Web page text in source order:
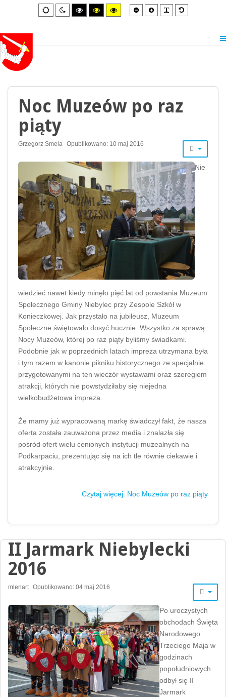
Default
mode
Night
mode
High
contrast
High
contrast
High
contrast
Smaller
font
Larger
font
Default
font
Noc Muzeów po raz
piąty
Grzegorz Smela Opublikowano: 10 maj 2016
Nie
wiedzieć nawet kiedy minęło pięć lat od powstania Muzeum
Społecznego Gminy Niebylec przy Zespole Szkół w
Konieczkowej. Jak przystało na jubileusz, Muzeum
Społeczne świętowało dosyć hucznie. Wszystko za sprawą
Nocy Muzeów, której po raz piąty byliśmy świadkami.
Podobnie jak w poprzednich latach impreza utrzymana była
i tym razem w kanonie pikniku historycznego ze specjalnie
przygotowanymi na ten wieczór wystawami oraz szeregiem
atrakcji, których nie powstydziłaby się niejedna
wielkobudżetowa impreza.
Że mamy już wypracowaną markę świadczył fakt, że nasza
oferta została zauważona przez media i znalazła się
pośród ofert wielu cenionych instytucji muzealnych na
Podkarpaciu, prezentując się na ich tle równie ciekawie i
atrakcyjnie.
Czytaj więcej: Noc Muzeów po raz piąty
II Jarmark Niebylecki
2016
mlenart Opublikowano: 04 maj 2016
Po uroczystych
obchodach Święta
Narodowego
Trzeciego Maja w
godzinach
popołudniowych
odbył się II
Jarmark